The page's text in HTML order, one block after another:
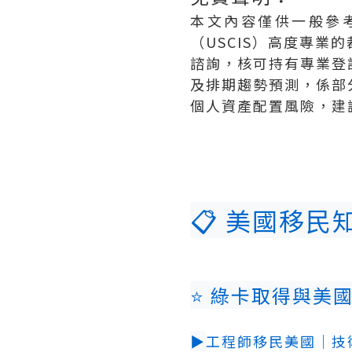
本文內容僅供一般參
（USCIS）高度專業
諮詢，核可持有專業
及排期趨勢預測，係
個人資產配置風險，
📋 美國移民
⭐ 綠卡取得與美
▶工程師移民美國｜